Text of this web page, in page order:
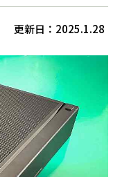
更新日：2025.1.28